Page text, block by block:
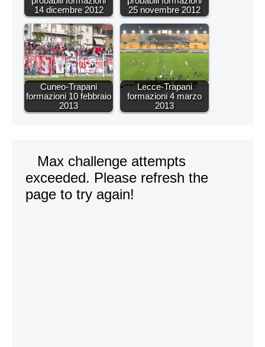
14 dicembre 2012
25 novembre 2012
Cuneo-Trapani
formazioni 10 febbraio
2013
Lecce-Trapani
formazioni 4 marzo
2013